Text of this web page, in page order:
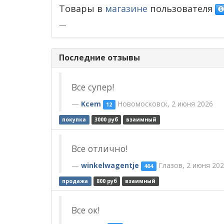
Товары в магазине пользователя
—
Последние отзывы
Все супер!
Kcem 12 Новомосковск, 2 июня 2026
покупка 3000 руб взаимный
Все отлично!
winkelwagentje 464 Глазов, 2 июня
продажа 800 руб взаимный
Все ок!